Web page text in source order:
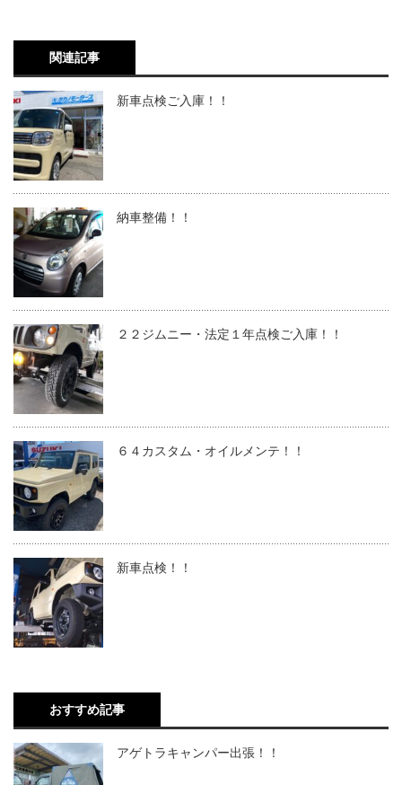
関連記事
新車点検ご入庫！！
納車整備！！
２２ジムニー・法定１年点検ご入庫！！
６４カスタム・オイルメンテ！！
新車点検！！
おすすめ記事
アゲトラキャンパー出張！！